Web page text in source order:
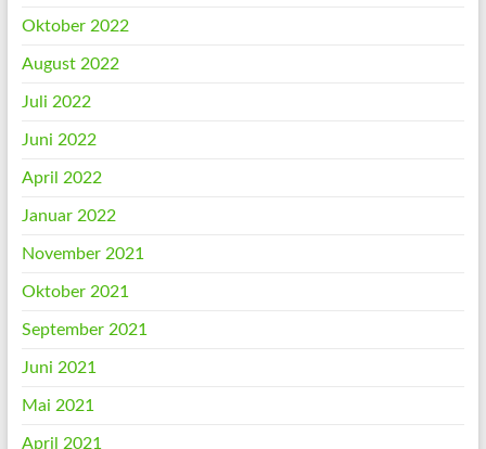
Oktober 2022
August 2022
Juli 2022
Juni 2022
April 2022
Januar 2022
November 2021
Oktober 2021
September 2021
Juni 2021
Mai 2021
April 2021